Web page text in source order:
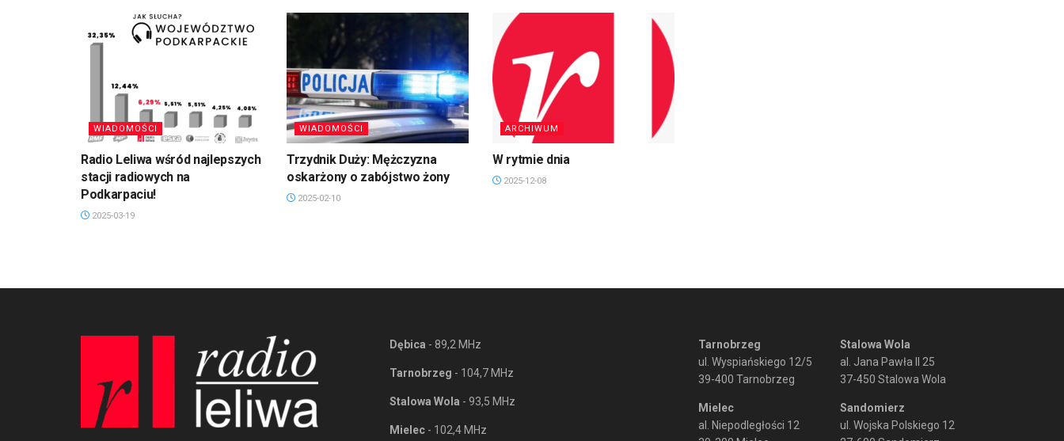
WIADOMOŚCI
Radio Leliwa wśród najlepszych
stacji radiowych na
Podkarpaciu!
2025-03-19
WIADOMOŚCI
Trzydnik Duży: Mężczyzna
oskarżony o zabójstwo żony
2025-02-10
ARCHIWUM
W rytmie dnia
2025-12-08
Dębica - 89,2 MHz
Tarnobrzeg - 104,7 MHz
Stalowa Wola - 93,5 MHz
Mielec - 102,4 MHz
Tarnobrzeg
ul. Wyspiańskiego 12/5
39-400 Tarnobrzeg
Mielec
al. Niepodległości 12
Stalowa Wola
al. Jana Pawła II 25
37-450 Stalowa Wola
Sandomierz
ul. Wojska Polskiego 12